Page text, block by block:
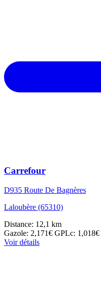
Carrefour
D935 Route De Bagnères
Laloubère (65310)
Distance: 12,1 km
Gazole: 2,171€ GPLc: 1,018€
Voir détails